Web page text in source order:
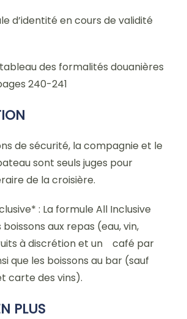
d’identité en cours de validité
des formalités douanières
240-241
de sécurité, la compagnie et le
sont seuls juges pour
de la croisière.
: La formule All Inclusive
aux repas (eau, vin,
à discrétion et un café par
que les boissons au bar (sauf
carte des vins).
PLUS